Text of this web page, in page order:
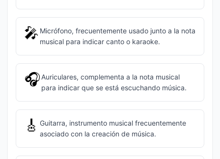
🎤 Micrófono, frecuentemente usado junto a la nota
musical para indicar canto o karaoke.
🎧 Auriculares, complementa a la nota musical
para indicar que se está escuchando música.
🎸 Guitarra, instrumento musical frecuentemente
asociado con la creación de música.